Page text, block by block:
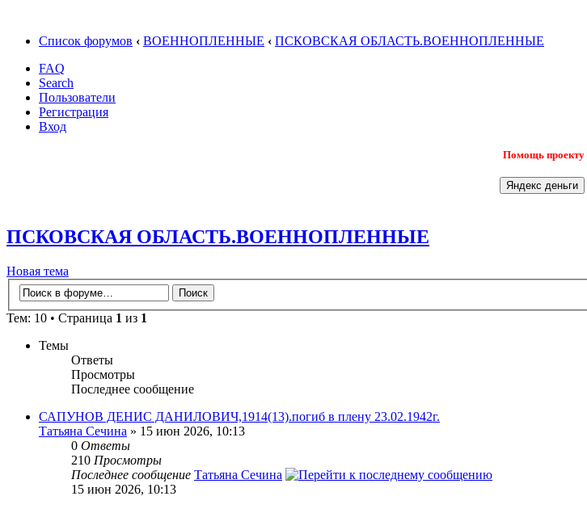
Список форумов ‹ ВОЕННОПЛЕННЫЕ ‹ ПСКОВСКАЯ ОБЛАСТЬ.ВОЕННОПЛЕННЫЕ
FAQ
Search
Пользователи
Регистрация
Вход
Помощь проекту
ПСКОВСКАЯ ОБЛАСТЬ.ВОЕННОПЛЕННЫЕ
Новая тема
Тем: 10 • Страница 1 из 1
Темы
Ответы
Просмотры
Последнее сообщение
САПУНОВ ДЕНИС ДАНИЛОВИЧ,1914(13).погиб в плену 23.02.1942г.
Татьяна Сечина » 15 июн 2026, 10:13
0 Ответы
210 Просмотры
Последнее сообщение Татьяна Сечина
15 июн 2026, 10:13